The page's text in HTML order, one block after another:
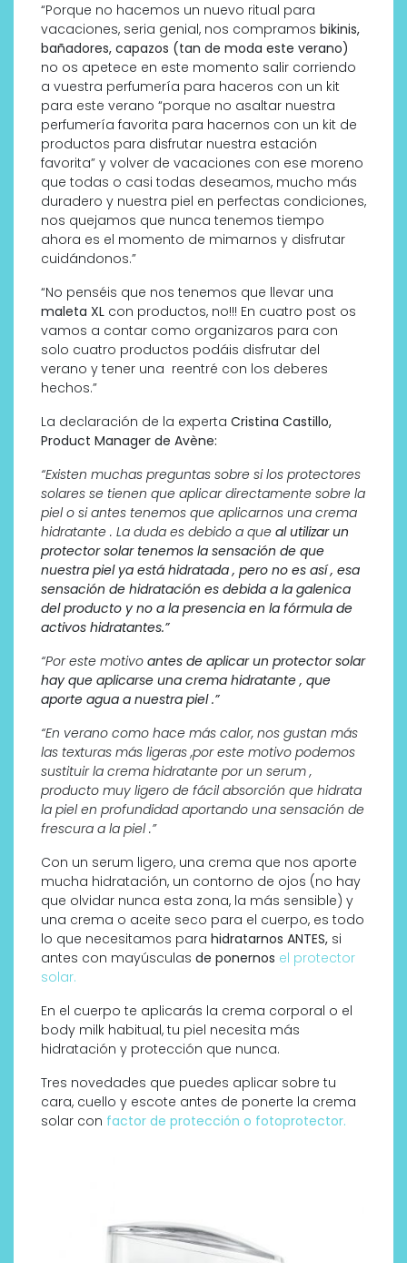
“Porque no hacemos un nuevo ritual para
vacaciones, seria genial, nos compramos bikinis,
bañadores, capazos (tan de moda este verano)
no os apetece en este momento salir corriendo
a vuestra perfumería para haceros con un kit
para este verano “porque no asaltar nuestra
perfumería favorita para hacernos con un kit de
productos para disfrutar nuestra estación
favorita” y volver de vacaciones con ese moreno
que todas o casi todas deseamos, mucho más
duradero y nuestra piel en perfectas condiciones,
nos quejamos que nunca tenemos tiempo
ahora es el momento de mimarnos y disfrutar
cuidándonos.”
“No penséis que nos tenemos que llevar una
maleta XL con productos, no!!! En cuatro post os
vamos a contar como organizaros para con
solo cuatro productos podáis disfrutar del
verano y tener una reentré con los deberes
hechos.”
La declaración de la experta Cristina Castillo,
Product Manager de Avène:
“Existen muchas preguntas sobre si los protectores
solares se tienen que aplicar directamente sobre la
piel o si antes tenemos que aplicarnos una crema
hidratante . La duda es debido a que al utilizar un
protector solar tenemos la sensación de que
nuestra piel ya está hidratada , pero no es así , esa
sensación de hidratación es debida a la galenica
del producto y no a la presencia en la fórmula de
activos hidratantes.”
“Por este motivo antes de aplicar un protector solar
hay que aplicarse una crema hidratante , que
aporte agua a nuestra piel .”
“En verano como hace más calor, nos gustan más
las texturas más ligeras ,por este motivo podemos
sustituir la crema hidratante por un serum ,
producto muy ligero de fácil absorción que hidrata
la piel en profundidad aportando una sensación de
frescura a la piel .”
Con un serum ligero, una crema que nos aporte
mucha hidratación, un contorno de ojos (no hay
que olvidar nunca esta zona, la más sensible) y
una crema o aceite seco para el cuerpo, es todo
lo que necesitamos para hidratarnos ANTES, si
antes con mayúsculas de ponernos el protector
solar.
En el cuerpo te aplicarás la crema corporal o el
body milk habitual, tu piel necesita más
hidratación y protección que nunca.
Tres novedades que puedes aplicar sobre tu
cara, cuello y escote antes de ponerte la crema
solar con factor de protección o fotoprotector.